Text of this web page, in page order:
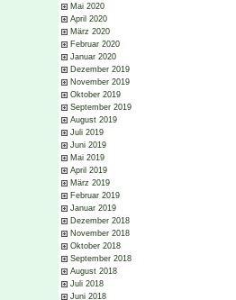
Mai 2020
April 2020
März 2020
Februar 2020
Januar 2020
Dezember 2019
November 2019
Oktober 2019
September 2019
August 2019
Juli 2019
Juni 2019
Mai 2019
April 2019
März 2019
Februar 2019
Januar 2019
Dezember 2018
November 2018
Oktober 2018
September 2018
August 2018
Juli 2018
Juni 2018